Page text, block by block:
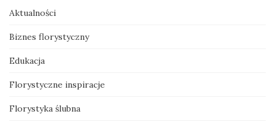
Aktualności
Biznes florystyczny
Edukacja
Florystyczne inspiracje
Florystyka ślubna